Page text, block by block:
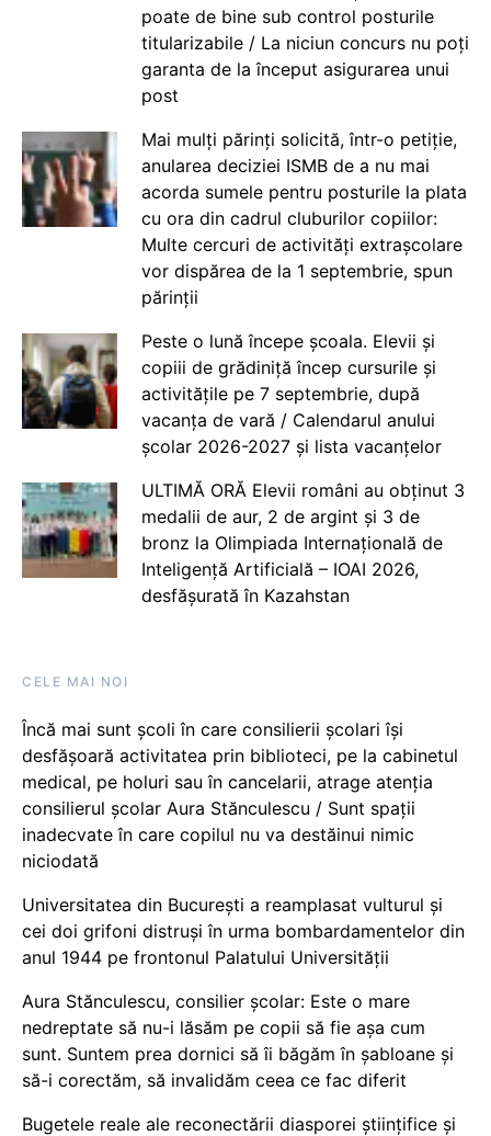
poate de bine sub control posturile
titularizabile / La niciun concurs nu poți
garanta de la început asigurarea unui
post
Mai mulți părinți solicită, într-o petiție,
anularea deciziei ISMB de a nu mai
acorda sumele pentru posturile la plata
cu ora din cadrul cluburilor copiilor:
Multe cercuri de activități extrașcolare
vor dispărea de la 1 septembrie, spun
părinții
Peste o lună începe școala. Elevii și
copiii de grădiniță încep cursurile și
activitățile pe 7 septembrie, după
vacanța de vară / Calendarul anului
școlar 2026-2027 și lista vacanțelor
ULTIMĂ ORĂ Elevii români au obținut 3
medalii de aur, 2 de argint și 3 de
bronz la Olimpiada Internațională de
Inteligență Artificială – IOAI 2026,
desfășurată în Kazahstan
CELE MAI NOI
Încă mai sunt școli în care consilierii școlari își
desfășoară activitatea prin biblioteci, pe la cabinetul
medical, pe holuri sau în cancelarii, atrage atenția
consilierul școlar Aura Stănculescu / Sunt spații
inadecvate în care copilul nu va destăinui nimic
niciodată
Universitatea din București a reamplasat vulturul și
cei doi grifoni distruși în urma bombardamentelor din
anul 1944 pe frontonul Palatului Universității
Aura Stănculescu, consilier școlar: Este o mare
nedreptate să nu-i lăsăm pe copii să fie așa cum
sunt. Suntem prea dornici să îi băgăm în șabloane și
să-i corectăm, să invalidăm ceea ce fac diferit
Bugetele reale ale reconectării diasporei științifice și